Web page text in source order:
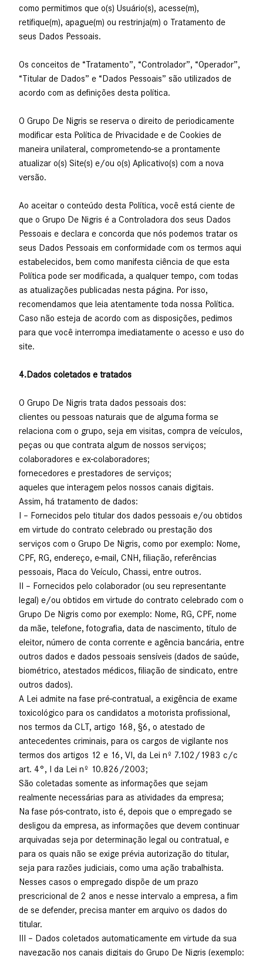
como permitimos que o(s) Usuário(s), acesse(m),
retifique(m), apague(m) ou restrinja(m) o Tratamento de
seus Dados Pessoais.
Os conceitos de “Tratamento”, “Controlador”, “Operador”,
“Titular de Dados” e “Dados Pessoais” são utilizados de
acordo com as definições desta política.
O Grupo De Nigris se reserva o direito de periodicamente
modificar esta Política de Privacidade e de Cookies de
maneira unilateral, comprometendo-se a prontamente
atualizar o(s) Site(s) e/ou o(s) Aplicativo(s) com a nova
versão.
Ao aceitar o conteúdo desta Política, você está ciente de
que o Grupo De Nigris é a Controladora dos seus Dados
Pessoais e declara e concorda que nós podemos tratar os
seus Dados Pessoais em conformidade com os termos aqui
estabelecidos, bem como manifesta ciência de que esta
Política pode ser modificada, a qualquer tempo, com todas
as atualizações publicadas nesta página. Por isso,
recomendamos que leia atentamente toda nossa Política.
Caso não esteja de acordo com as disposições, pedimos
para que você interrompa imediatamente o acesso e uso do
site.
4.Dados coletados e tratados
O Grupo De Nigris trata dados pessoais dos:
clientes ou pessoas naturais que de alguma forma se
relaciona com o grupo, seja em visitas, compra de veículos,
peças ou que contrata algum de nossos serviços;
colaboradores e ex-colaboradores;
fornecedores e prestadores de serviços;
aqueles que interagem pelos nossos canais digitais.
Assim, há tratamento de dados:
I – Fornecidos pelo titular dos dados pessoais e/ou obtidos
em virtude do contrato celebrado ou prestação dos
serviços com o Grupo De Nigris, como por exemplo: Nome,
CPF, RG, endereço, e-mail, CNH, filiação, referências
pessoais, Placa do Veículo, Chassi, entre outros.
II – Fornecidos pelo colaborador (ou seu representante
legal) e/ou obtidos em virtude do contrato celebrado com o
Grupo De Nigris como por exemplo: Nome, RG, CPF, nome
da mãe, telefone, fotografia, data de nascimento, título de
eleitor, número de conta corrente e agência bancária, entre
outros dados e dados pessoais sensíveis (dados de saúde,
biométrico, atestados médicos, filiação de sindicato, entre
outros dados).
A Lei admite na fase pré-contratual, a exigência de exame
toxicológico para os candidatos a motorista profissional,
nos termos da CLT, artigo 168, §6, o atestado de
antecedentes criminais, para os cargos de vigilante nos
termos dos artigos 12 e 16, VI, da Lei nº 7.102/1983 c/c
art. 4°, I da Lei nº 10.826/2003;
São coletadas somente as informações que sejam
realmente necessárias para as atividades da empresa;
Na fase pós-contrato, isto é, depois que o empregado se
desligou da empresa, as informações que devem continuar
arquivadas seja por determinação legal ou contratual, e
para os quais não se exige prévia autorização do titular,
seja para razões judiciais, como uma ação trabalhista.
Nesses casos o empregado dispõe de um prazo
prescricional de 2 anos e nesse intervalo a empresa, a fim
de se defender, precisa manter em arquivo os dados do
titular.
III – Dados coletados automaticamente em virtude da sua
navegação nos canais digitais do Grupo De Nigris (exemplo: